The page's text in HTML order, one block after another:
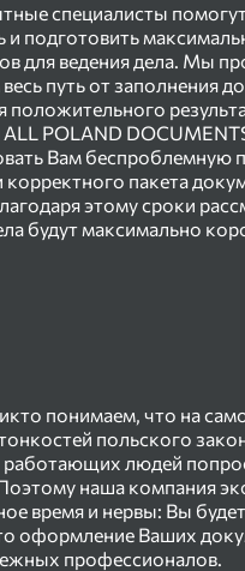
специалисты
и подготовить
для ведения дела. Мы
путь от заполнения
положительного
POLAND
Вам беспроблемную
корректного пакета
этому сроки
будут максимально
понимаем, что на
польского
работающих людей
наша компания
время и нервы: Вы
оформление Ваших
профессионалов.